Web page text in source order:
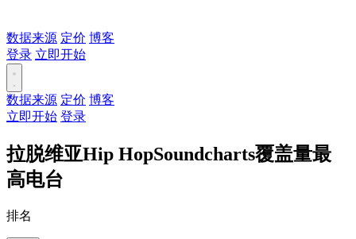
数据来源 定价 博客
登录 立即开始
数据来源 定价 博客
立即开始 登录
拉脱维亚Hip HopSoundcharts覆盖量最
高电台
排名